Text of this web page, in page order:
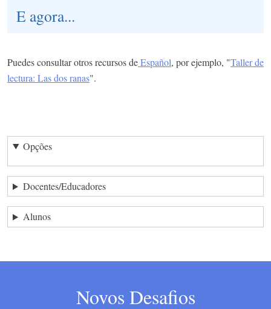
E agora...
Puedes consultar otros recursos deEspañol, por ejemplo, "Taller de
lectura: Las dos ranas".
Opções
Docentes/Educadores
Alunos
Novos Desafios